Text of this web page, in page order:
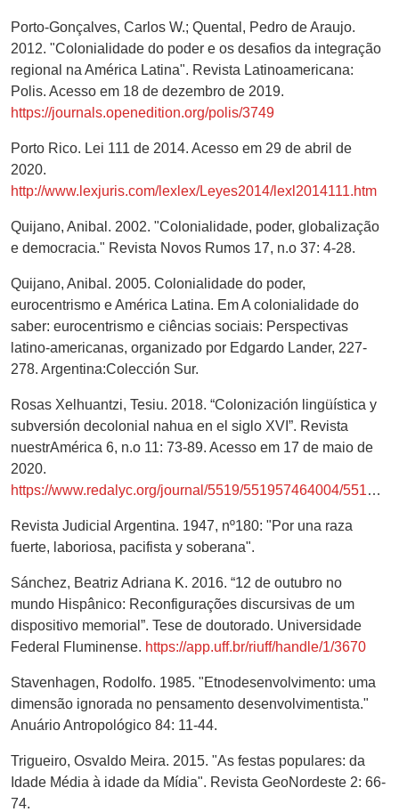
Porto-Gonçalves, Carlos W.; Quental, Pedro de Araujo.
2012. "Colonialidade do poder e os desafios da integração
regional na América Latina". Revista Latinoamericana:
Polis. Acesso em 18 de dezembro de 2019.
https://journals.openedition.org/polis/3749
Porto Rico. Lei 111 de 2014. Acesso em 29 de abril de
2020.
http://www.lexjuris.com/lexlex/Leyes2014/lexl2014111.htm
Quijano, Anibal. 2002. "Colonialidade, poder, globalização
e democracia." Revista Novos Rumos 17, n.o 37: 4-28.
Quijano, Anibal. 2005. Colonialidade do poder,
eurocentrismo e América Latina. Em A colonialidade do
saber: eurocentrismo e ciências sociais: Perspectivas
latino-americanas, organizado por Edgardo Lander, 227-
278. Argentina:Colección Sur.
Rosas Xelhuantzi, Tesiu. 2018. “Colonización lingüística y
subversión decolonial nahua en el siglo XVI”. Revista
nuestrAmérica 6, n.o 11: 73-89. Acesso em 17 de maio de
2020.
https://www.redalyc.org/journal/5519/551957464004/551957464004.pdf
Revista Judicial Argentina. 1947, nº180: "Por una raza
fuerte, laboriosa, pacifista y soberana".
Sánchez, Beatriz Adriana K. 2016. “12 de outubro no
mundo Hispânico: Reconfigurações discursivas de um
dispositivo memorial”. Tese de doutorado. Universidade
Federal Fluminense. https://app.uff.br/riuff/handle/1/3670
Stavenhagen, Rodolfo. 1985. "Etnodesenvolvimento: uma
dimensão ignorada no pensamento desenvolvimentista."
Anuário Antropológico 84: 11-44.
Trigueiro, Osvaldo Meira. 2015. "As festas populares: da
Idade Média à idade da Mídia". Revista GeoNordeste 2: 66-
74.